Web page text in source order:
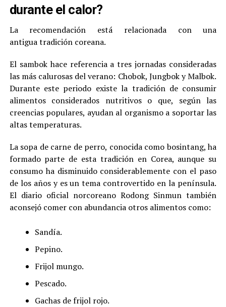
durante el calor?
La recomendación está relacionada con una
antigua tradición coreana.
El sambok hace referencia a tres jornadas consideradas
las más calurosas del verano: Chobok, Jungbok y Malbok.
Durante este periodo existe la tradición de consumir
alimentos considerados nutritivos o que, según las
creencias populares, ayudan al organismo a soportar las
altas temperaturas.
La sopa de carne de perro, conocida como bosintang, ha
formado parte de esta tradición en Corea, aunque su
consumo ha disminuido considerablemente con el paso
de los años y es un tema controvertido en la península.
El diario oficial norcoreano Rodong Sinmun también
aconsejó comer con abundancia otros alimentos como:
Sandía.
Pepino.
Frijol mungo.
Pescado.
Gachas de frijol rojo.